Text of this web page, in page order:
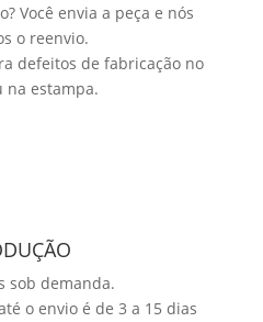
Você envia a peça e nós
o reenvio.
defeitos de fabricação no
na estampa.
sob demanda.
o envio é de 3 a 15 dias